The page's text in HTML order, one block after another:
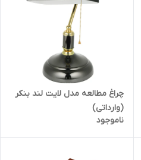
چراغ مطالعه مدل لایت لند بنکر
(وارداتی)
ناموجود